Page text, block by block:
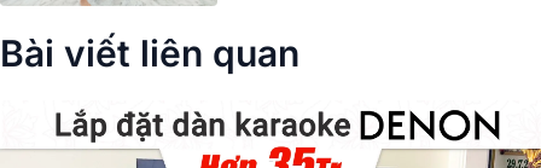
Bài viết liên quan